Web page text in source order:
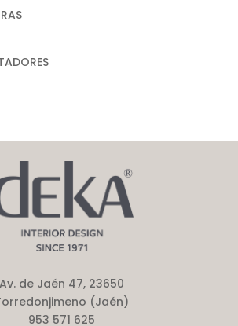
Av. de Jaén 47, 23650
(Jaén)
953 571 625